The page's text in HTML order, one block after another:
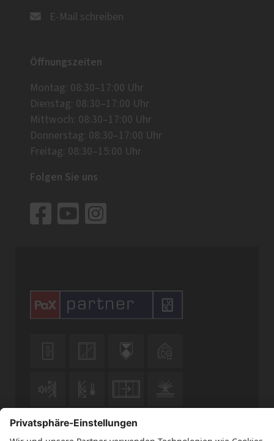
E-Mail schreiben
Öffnungszeiten
Montag: 08:30–17:00 Uhr
Dienstag: 08:30–17:00 Uhr
Mittwoch: 08:30–17:00 Uhr
Donnerstag: 08:30–17:00 Uhr
Freitag: 08:30–15:00 Uhr
Folgen Sie uns
  
   
  